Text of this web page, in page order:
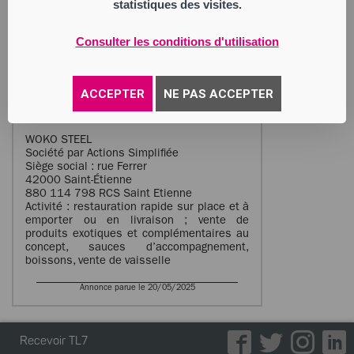
statistiques des visites.
Consulter les conditions d'utilisation
ACCEPTER NE PAS ACCEPTER
assister le débiteur dans tous les actes
déclarations des créances sont à adresser
électronique prévu par les articles L. 814–
2 et L. 814–13 du code de commerce dans
les deux mois de la publication au
WOKO STEEL
Société par Actions Simplifiée
Siège social : rue Ferrer
42000 Saint-Étienne
880 114 798 RCS Saint Etienne
Activité : restauration rapide sur place et à
emporter ou en livraison ; vente de
produits exotiques et complémentaires au
concept, sauces d’accompagnement,
boissons, vente de vaisselle
Annonce parue le 20/05/2025
Recevoir TL7